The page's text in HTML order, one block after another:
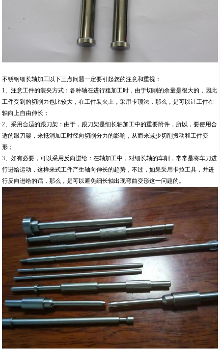
不锈钢细长轴加工以下三点问题一定要引起您的注意和重视：
1、注意工件的装夹方式：各种轴在进行粗加工时，由于切削的余量是很大的，因此
工件受到的切削力也比较大，在工件装夹上，采用卡顶法，那么，是可以让工件在
轴向上自由伸长；
2、采用合适的跟刀架：由于，跟刀架是细长轴加工中的重要附件，所以，要使用合
适的跟刀架，来抵消加工时径向切削分力的影响，从而来减少切削振动和工件变
形；
3、如有必要，可以采用反向进给：在轴加工中，对细长轴的车削，常常是将车刀进
行进给运动，这样来式工件产生轴向伸长的趋势，不过，如果采用卡拉工具，并进
行反向进给的话，那么，是可以避免细长轴出现弯曲变形这一问题的。